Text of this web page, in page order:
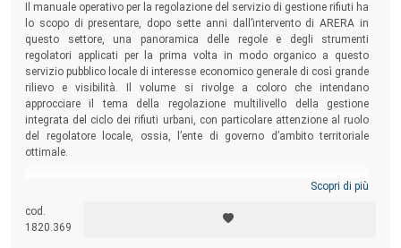
Il manuale operativo per la regolazione del servizio di gestione rifiuti ha
lo scopo di presentare, dopo sette anni dall’intervento di ARERA in
questo settore, una panoramica delle regole e degli strumenti
regolatori applicati per la prima volta in modo organico a questo
servizio pubblico locale di interesse economico generale di così grande
rilievo e visibilità. Il volume si rivolge a coloro che intendano
approcciare il tema della regolazione multilivello della gestione
integrata del ciclo dei rifiuti urbani, con particolare attenzione al ruolo
del regolatore locale, ossia, l’ente di governo d’ambito territoriale
ottimale.
Scopri di più
cod.
1820.369